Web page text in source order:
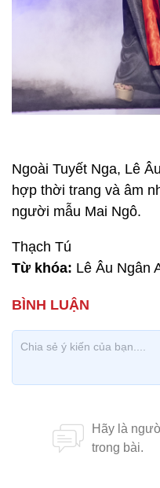
Ngoài Tuyết Nga, Lê
hợp thời trang và âm
người mẫu Mai Ngô.
Thạch Tú
Từ khóa: Lê Âu Ngân